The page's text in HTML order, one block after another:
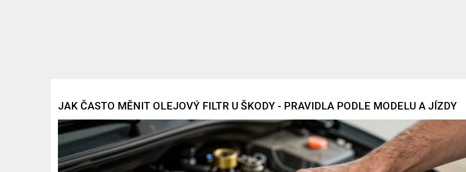
JAK ČASTO MĚNIT OLEJOVÝ FILTR U ŠKODY - PRAVIDLA PODLE MODELU A JÍZDY